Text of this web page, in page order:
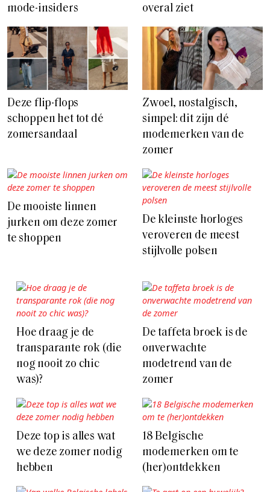
mode-insiders
overal ziet
Deze flip-flops
schoppen het tot dé
zomersandaal
Zwoel, nostalgisch,
simpel: dit zijn dé
modemerken van de
zomer
De mooiste linnen
jurken om deze zomer
te shoppen
De kleinste horloges
veroveren de meest
stijlvolle polsen
Hoe draag je de
transparante rok (die
nog nooit zo chic
was)?
De taffeta broek is de
onverwachte
modetrend van de
zomer
Deze top is alles wat
we deze zomer nodig
hebben
18 Belgische
modemerken om te
(her)ontdekken